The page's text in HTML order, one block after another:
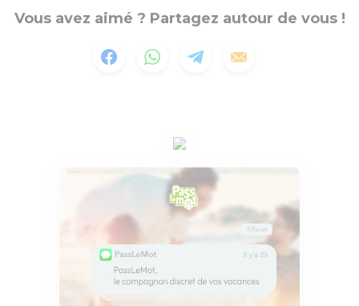
Vous avez aimé ? Partagez autour de vous !